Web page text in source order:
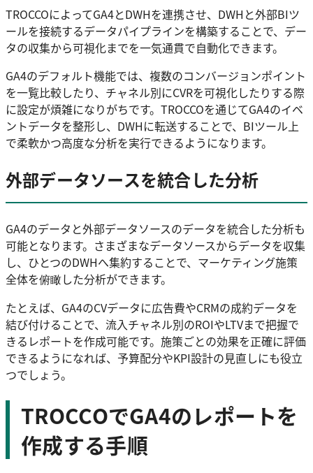
TROCCOによってGA4とDWHを連携させ、DWHと外部BIツ
ールを接続するデータパイプラインを構築することで、デー
タの収集から可視化までを一気通貫で自動化できます。
GA4のデフォルト機能では、複数のコンバージョンポイント
を一覧比較したり、チャネル別にCVRを可視化したりする際
に設定が煩雑になりがちです。TROCCOを通じてGA4のイベ
ントデータを整形し、DWHに転送することで、BIツール上
で柔軟かつ高度な分析を実行できるようになります。
外部データソースを統合した分析
GA4のデータと外部データソースのデータを統合した分析も
可能となります。さまざまなデータソースからデータを収集
し、ひとつのDWHへ集約することで、マーケティング施策
全体を俯瞰した分析ができます。
たとえば、GA4のCVデータに広告費やCRMの成約データを
結び付けることで、流入チャネル別のROIやLTVまで把握で
きるレポートを作成可能です。施策ごとの効果を正確に評価
できるようになれば、予算配分やKPI設計の見直しにも役立
つでしょう。
TROCCOでGA4のレポートを
作成する手順